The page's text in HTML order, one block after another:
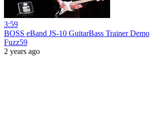
3:59
BOSS eBand JS-10 GuitarBass Trainer Demo
Fuzz59
2 years ago